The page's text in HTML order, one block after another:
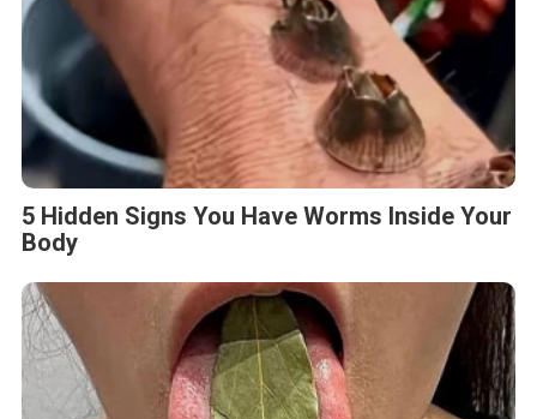
5 Hidden Signs You Have Worms Inside Your
Body